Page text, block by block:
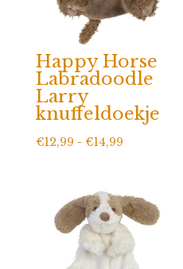
Happy Horse
Labradoodle
Larry
knuffeldoekje
€12,99 - €14,99Prijsklasse:
€14,99